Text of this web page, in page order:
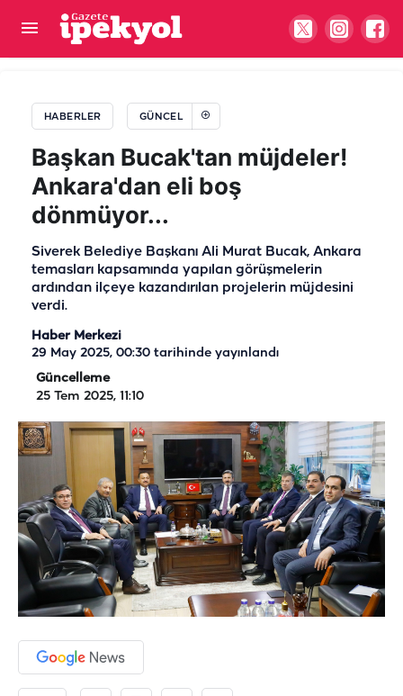
HABERLER GÜNCEL
Başkan Bucak'tan müjdeler!
Ankara'dan eli boş
dönmüyor...
Siverek Belediye Başkanı Ali Murat Bucak, Ankara
temasları kapsamında yapılan görüşmelerin
ardından ilçeye kazandırılan projelerin müjdesini
verdi.
Haber Merkezi
29 May 2025, 00:30 tarihinde yayınlandı
Güncelleme
25 Tem 2025, 11:10
Şanlıurfalı iş insanından Avrupa’da dev hamle!